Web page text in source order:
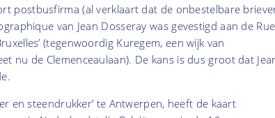
postbusfirma (al verklaart dat de onbestelbare
van Jean Dosseray was gevestigd aan de Rue
(tegenwoordig Kuregem, een wijk van
nu de Clemenceaulaan). De kans is dus groot dat
en steendrukker’ te Antwerpen, heeft de kaart